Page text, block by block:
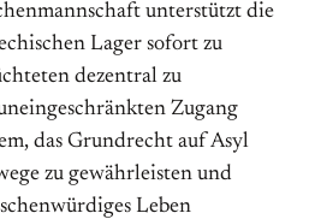
unterstützt die
Lager sofort zu
dezentral zu
Zugang
das Grundrecht auf Asyl
zu gewährleisten und
Leben